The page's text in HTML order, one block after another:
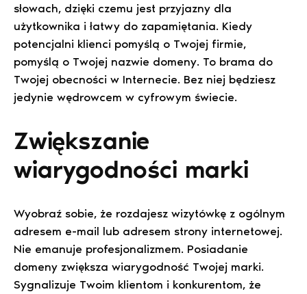
słowach, dzięki czemu jest przyjazny dla
użytkownika i łatwy do zapamiętania. Kiedy
potencjalni klienci pomyślą o Twojej firmie,
pomyślą o Twojej nazwie domeny. To brama do
Twojej obecności w Internecie. Bez niej będziesz
jedynie wędrowcem w cyfrowym świecie.
Zwiększanie
wiarygodności marki
Wyobraź sobie, że rozdajesz wizytówkę z ogólnym
adresem e-mail lub adresem strony internetowej.
Nie emanuje profesjonalizmem. Posiadanie
domeny zwiększa wiarygodność Twojej marki.
Sygnalizuje Twoim klientom i konkurentom, że